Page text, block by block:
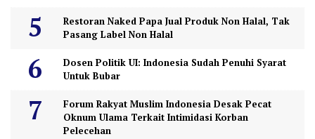
Restoran Naked Papa Jual Produk Non Halal, Tak
Pasang Label Non Halal
Dosen Politik UI: Indonesia Sudah Penuhi Syarat
Untuk Bubar
Forum Rakyat Muslim Indonesia Desak Pecat
Oknum Ulama Terkait Intimidasi Korban
Pelecehan